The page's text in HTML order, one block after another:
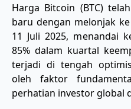
Harga Bitcoin (BTC)
baru dengan melonjak
11 Juli 2025, menandai
85% dalam kuartal
terjadi di tengah
oleh faktor
perhatian investor global